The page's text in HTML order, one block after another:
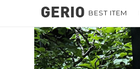
BEST ITEM